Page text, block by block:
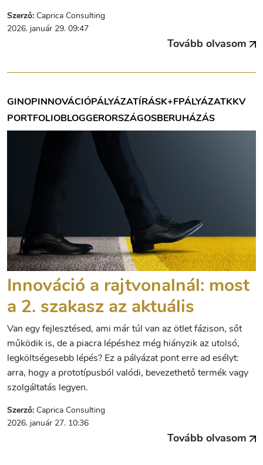
Szerző: Caprica Consulting
2026. január 29. 09:47
Tovább olvasom
GINOPINNOVÁCIÓPÁLYÁZATÍRÁSK+FPÁLYÁZATKKV
PORTFOLIOBLOGGERORSZÁGOSBERUHÁZÁS
Innováció a rajtvonalnál: most
a 2. szakasz az aktuális
Van egy fejlesztésed, ami már túl van az ötlet fázison, sőt
működik is, de a piacra lépéshez még hiányzik az utolsó,
legköltségesebb lépés? Ez a pályázat pont erre ad esélyt:
arra, hogy a prototípusból valódi, bevezethető termék vagy
szolgáltatás legyen.
Szerző: Caprica Consulting
2026. január 27. 10:36
Tovább olvasom